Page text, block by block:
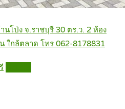
โป่ง จ.ราชบุรี 30 ตร.ว. 2 ห้อง
ใกล้ตลาด โทร 062-8178831